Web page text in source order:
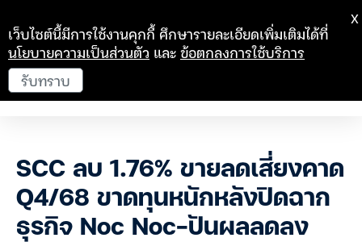
SCC ลบ 1.76% ขายลดเสี่ยงคาด
Q4/68 ขาดทุนหนักหลังปิดฉาก
ธุรกิจ Noc Noc-ปันผลลดลง
เว็บไซต์นี้มีการใช้งานคุกกี้ ศึกษารายละเอียดเพิ่มเติมได้ที่
นโยบายความเป็นส่วนตัว และข้อตกลงการใช้บริการ
รับทราบ
X